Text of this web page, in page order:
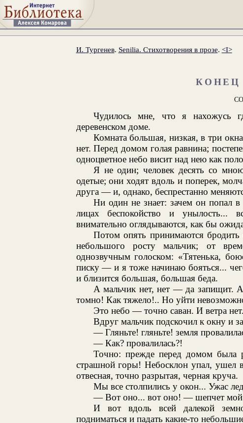
И. Тургенев. Senilia. Стихотворения в прозе. <I>
КОНЕЦ
Чудилось мне, что я нахожусь
деревенском доме.
Комната большая, низкая, в три
нет. Перед домом голая равнина;
одноцветное небо висит над нею как
Я не один; человек десять со
одетые; они ходят вдоль и поперек,
друга — и, однако, беспрестанно
Ни один не знает: зачем он попал
лицах беспокойство и унылость...
внимательно оглядываются, как бы
Потом опять принимаются
небольшого росту мальчик; от
однозвучным голоском: «Тятенька,
писку — и я тоже начинаю бояться...
и близится большая, большая беда.
А мальчик нет, нет — да запищит.
томно! Как тяжело!.. Но уйти
Это небо — точно саван. И ветра
Вдруг мальчик подскочил к окну и
— Гляньте! гляньте! земля
— Как? провалилась?!
Точно: прежде перед домом была
страшной горы! Небосклон упал, ушел
отвесная, точно разрытая, черная круча.
Мы все столпились у окон... Ужас
— Вот оно... вот оно! — шепчет мой
И вот вдоль всей далекой
подниматься и падать какие-то